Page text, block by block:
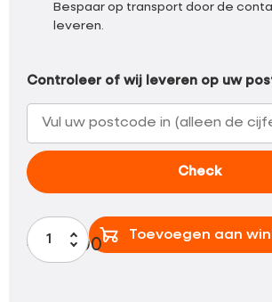
Bespaar op transport door de
leveren.
Controleer of wij leveren op uw
Check
€ 875,00
Toevoegen aan